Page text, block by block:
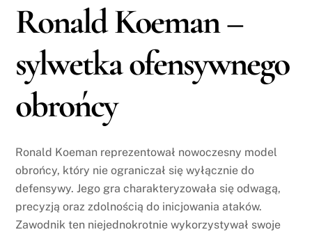
Ronald Koeman –
sylwetka ofensywnego
obrońcy
Ronald Koeman reprezentował nowoczesny model
obrońcy, który nie ograniczał się wyłącznie do
defensywy. Jego gra charakteryzowała się odwagą,
precyzją oraz zdolnością do inicjowania ataków.
Zawodnik ten niejednokrotnie wykorzystywał swoje